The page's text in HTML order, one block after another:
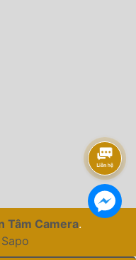
Tâm Camera.
Sapo